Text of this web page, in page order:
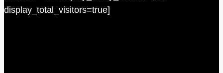
display_total_visitors=true]